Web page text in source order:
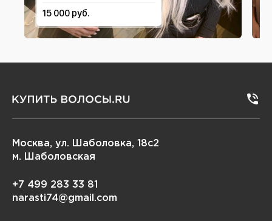
15 000 руб.
Москва, ул. Шаболовка, 18с2
м. Шаболовская
+7 499 283 33 81
narasti74@gmail.com